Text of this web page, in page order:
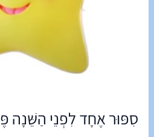
סִפּוּר אֶחָד לִפְנֵי הַשֵּׁנָה